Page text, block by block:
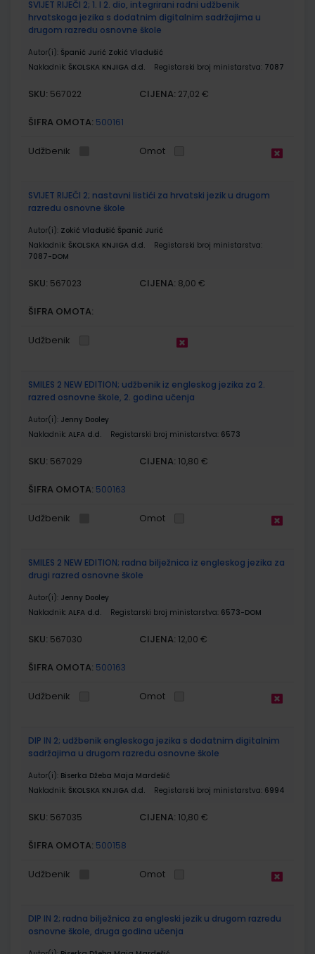
SVIJET RIJEČI 2; 1. I 2. dio, integrirani radni udžbenik
hrvatskoga jezika s dodatnim digitalnim sadržajima u
drugom razredu osnovne škole
Autor(i): Španić Jurić Zokić Vladušić
Nakladnik: ŠKOLSKA KNJIGA d.d. Registarski broj ministarstva: 7087
SKU: 567022 CIJENA: 27,02 €
ŠIFRA OMOTA: 500161
Udžbenik Omot
SVIJET RIJEČI 2; nastavni listići za hrvatski jezik u drugom
razredu osnovne škole
Autor(i): Zokić Vladušić Španić Jurić
Nakladnik: ŠKOLSKA KNJIGA d.d.
Registarski broj ministarstva:
7087-DOM
SKU: 567023 CIJENA: 8,00 €
ŠIFRA OMOTA:
Udžbenik
SMILES 2 NEW EDITION; udžbenik iz engleskog jezika za 2.
razred osnovne škole, 2. godina učenja
Autor(i): Jenny Dooley
Nakladnik: ALFA d.d. Registarski broj ministarstva: 6573
SKU: 567029 CIJENA: 10,80 €
ŠIFRA OMOTA: 500163
Udžbenik Omot
SMILES 2 NEW EDITION; radna bilježnica iz engleskog jezika za
drugi razred osnovne škole
Autor(i): Jenny Dooley
Nakladnik: ALFA d.d. Registarski broj ministarstva: 6573-DOM
SKU: 567030 CIJENA: 12,00 €
ŠIFRA OMOTA: 500163
Udžbenik Omot
DIP IN 2; udžbenik engleskoga jezika s dodatnim digitalnim
sadržajima u drugom razredu osnovne škole
Autor(i): Biserka Džeba Maja Mardešić
Nakladnik: ŠKOLSKA KNJIGA d.d. Registarski broj ministarstva: 6994
SKU: 567035 CIJENA: 10,80 €
ŠIFRA OMOTA: 500158
Udžbenik Omot
DIP IN 2; radna bilježnica za engleski jezik u drugom razredu
osnovne škole, druga godina učenja